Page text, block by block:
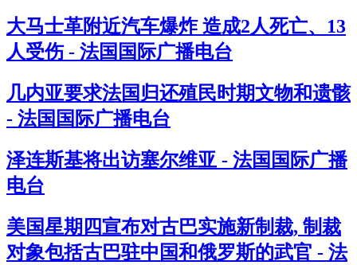
大马士革附近汽车爆炸 造成2人死亡、13
人受伤 - 法国国际广播电台
几内亚要求法国归还殖民时期文物和遗骸
- 法国国际广播电台
泽连斯基将出访塞尔维亚 - 法国国际广播
电台
美国星期四宣布对古巴实施新制裁, 制裁
对象包括古巴驻中国和俄罗斯的武官 - 法